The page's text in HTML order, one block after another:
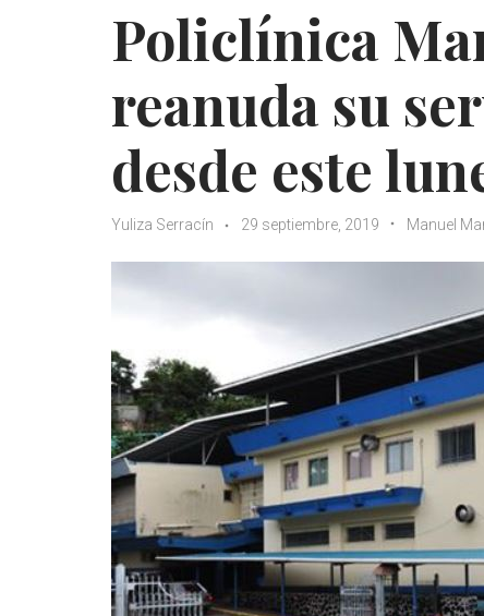
Policlínica
reanuda su
desde este
Yuliza Serracín 29 septiembre, 2019 Manuel